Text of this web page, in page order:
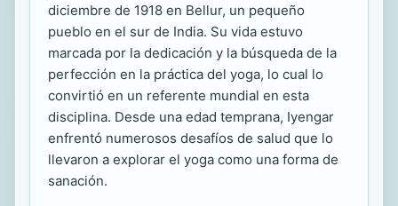
diciembre de 1918 en Bellur, un pequeño
pueblo en el sur de India. Su vida estuvo
marcada por la dedicación y la búsqueda de la
perfección en la práctica del yoga, lo cual lo
convirtió en un referente mundial en esta
disciplina. Desde una edad temprana, Iyengar
enfrentó numerosos desafíos de salud que lo
llevaron a explorar el yoga como una forma de
sanación.